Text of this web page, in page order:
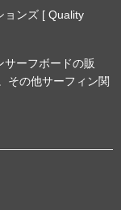
ンズ [ Quality
サーフボードの販
その他サーフィン関